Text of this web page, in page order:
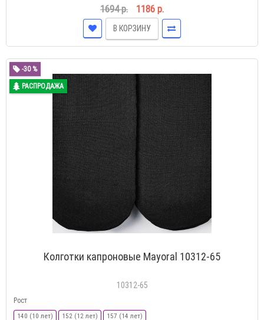
1694 р. 1186 р.
В КОРЗИНУ
-30 %
РАСПРОДАЖА
Колготки капроновые Mayoral 10312-65
10312-65
Рост
140 (10 лет) 152 (12 лет) 157 (14 лет)